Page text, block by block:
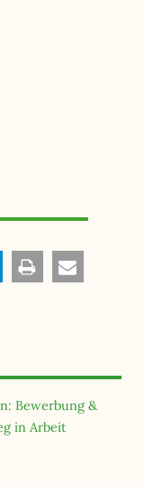
Bewerbung &
in Arbeit